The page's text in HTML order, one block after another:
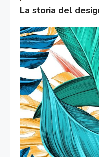
La storia del